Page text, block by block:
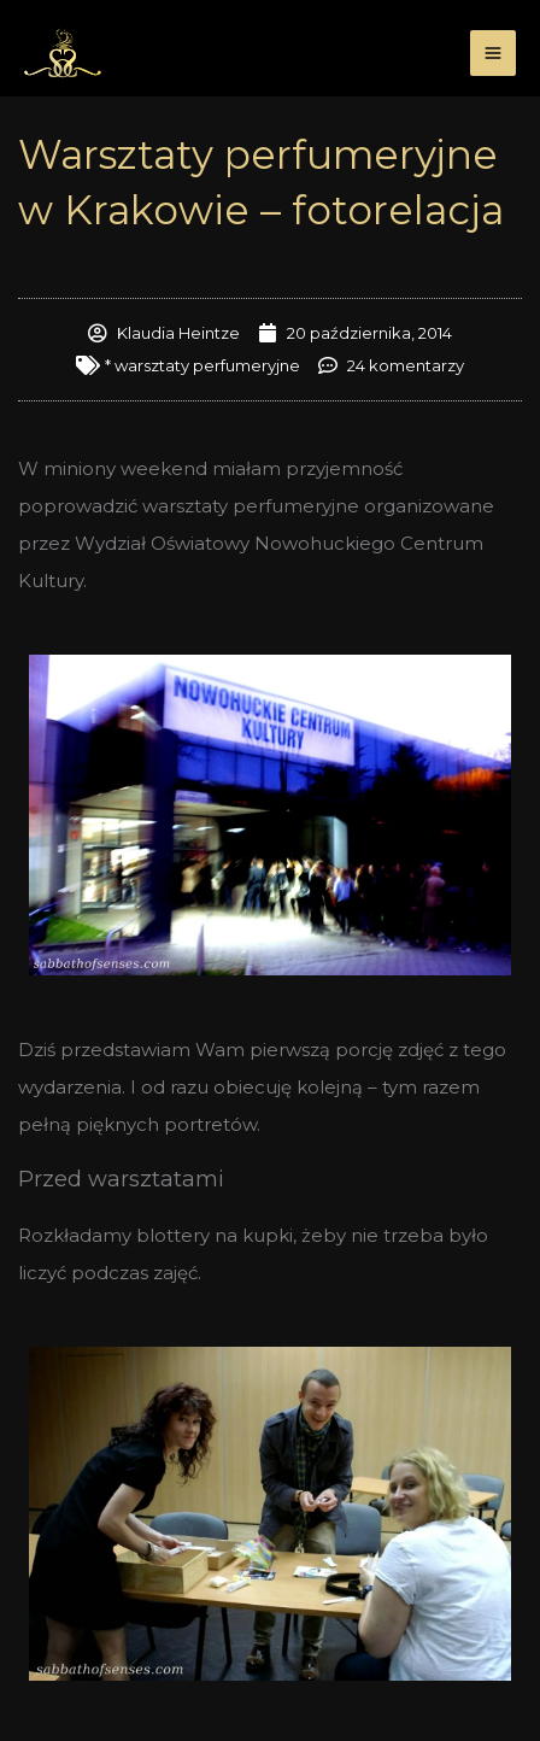
treści
Warsztaty perfumeryjne
w Krakowie – fotorelacja
Klaudia Heintze
20 października, 2014
* warsztaty perfumeryjne
24 komentarzy
W miniony weekend miałam przyjemność
poprowadzić warsztaty perfumeryjne organizowane
przez Wydział Oświatowy Nowohuckiego Centrum
Kultury.
Dziś przedstawiam Wam pierwszą porcję zdjęć z tego
wydarzenia. I od razu obiecuję kolejną – tym razem
pełną pięknych portretów.
Przed warsztatami
Rozkładamy blottery na kupki, żeby nie trzeba było
liczyć podczas zajęć.